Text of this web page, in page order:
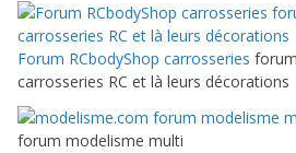
Forum RCbodyShop carrosseries
carrosseries RC et là leurs décorations
forum modelisme multi